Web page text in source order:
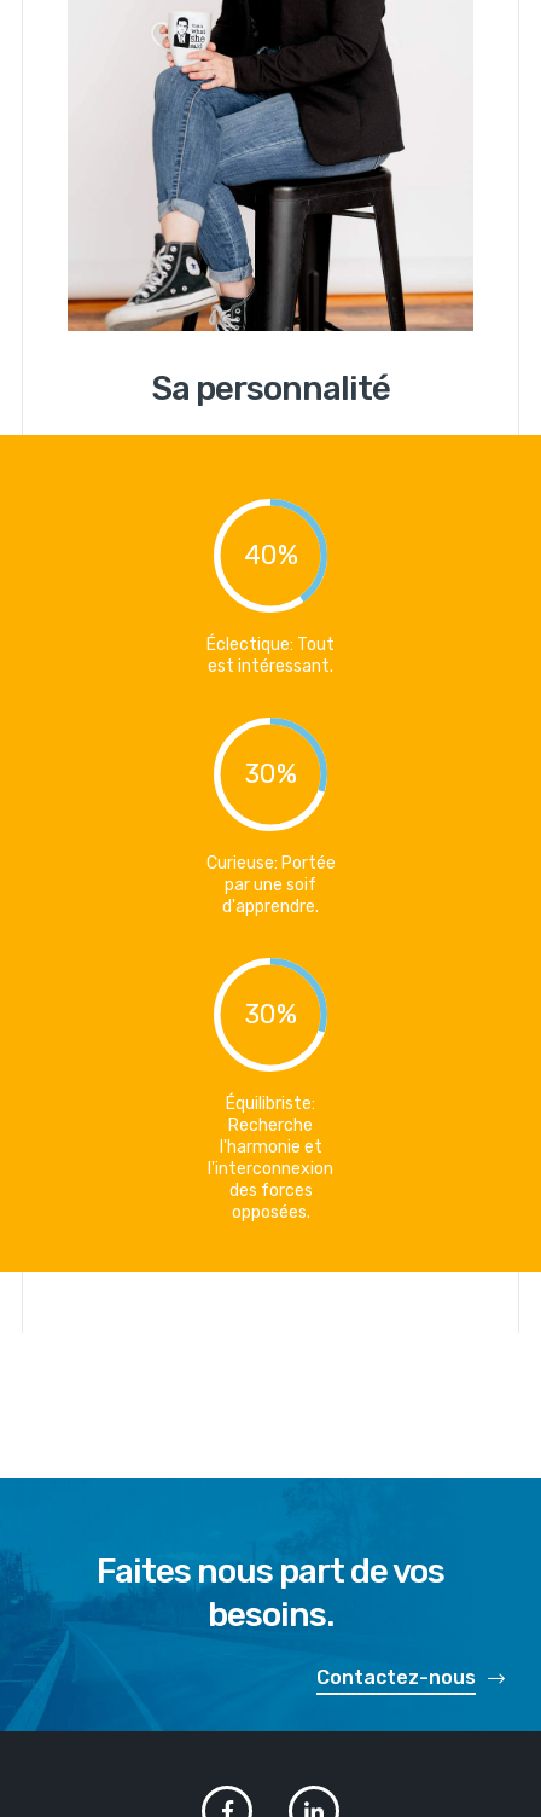
Sa personnalité
40%
Éclectique: Tout
est intéressant.
30%
Curieuse: Portée
par une soif
d'apprendre.
30%
Équilibriste:
Recherche
l'harmonie et
l'interconnexion
des forces
opposées.
Faites nous part de vos
besoins.
Contactez-nous